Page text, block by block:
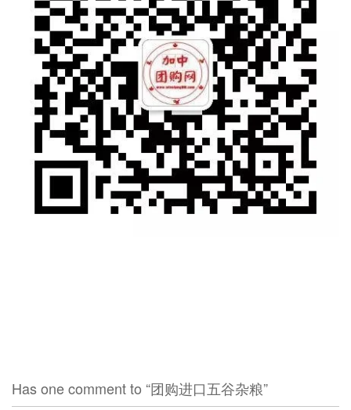
Has one comment to “团购进口五谷杂粮”